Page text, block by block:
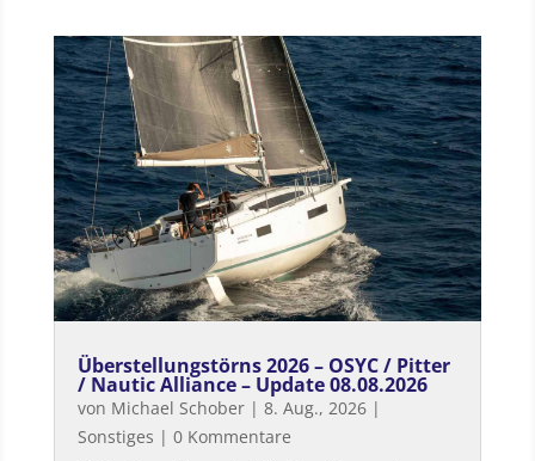
Überstellungstörns 2026 – OSYC / Pitter
/ Nautic Alliance – Update 08.08.2026
von Michael Schober| 8. Aug., 2026|
Sonstiges | 0 Kommentare